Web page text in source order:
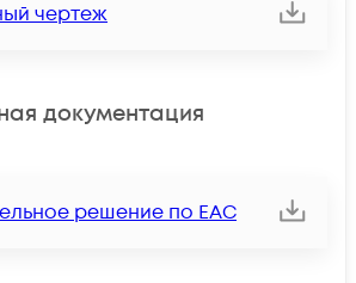
чертеж
документация
решение по ЕАС